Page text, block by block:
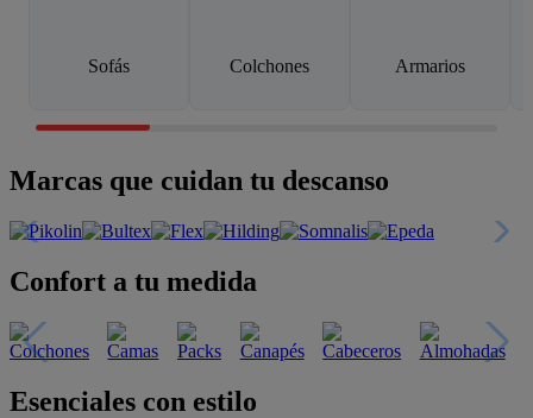
Sofás Colchones Armarios
Marcas que cuidan tu descanso
Confort a tu medida
Esenciales con estilo